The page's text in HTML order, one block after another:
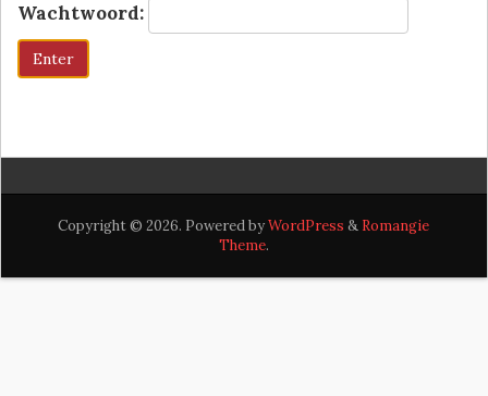
Wachtwoord:
Copyright © 2026. Powered byWordPress & Romangie
Theme.